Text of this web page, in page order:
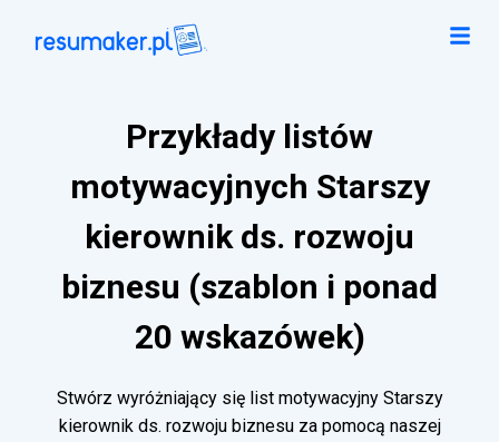
Przykłady listów
motywacyjnych Starszy
kierownik ds. rozwoju
biznesu (szablon i ponad
20 wskazówek)
Stwórz wyróżniający się list motywacyjny Starszy
kierownik ds. rozwoju biznesu za pomocą naszej